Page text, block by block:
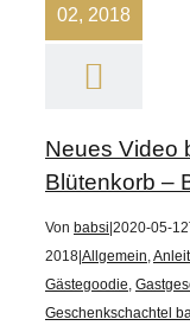
02, 2018
Neues Video
Blütenkorb –
Von babsi 2020-05-
2018 Allgemein,
Gästegoodie,
Geschenkschachtel